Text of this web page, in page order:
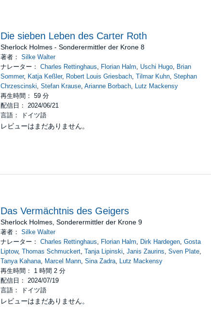
Die sieben Leben des Carter Roth
Sherlock Holmes - Sonderermittler der Krone 8
著者： Silke Walter
ナレーター： Charles Rettinghaus, Florian Halm, Uschi Hugo, Brian
Sommer, Katja Keßler, Robert Louis Griesbach, Tilmar Kuhn, Stephan
Chrzescinski, Stefan Krause, Arianne Borbach, Lutz Mackensy
再生時間： 59 分
配信日： 2024/06/21
言語： ドイツ語
レビューはまだありません。
Das Vermächtnis des Geigers
Sherlock Holmes, Sonderermittler der Krone 9
著者： Silke Walter
ナレーター： Charles Rettinghaus, Florian Halm, Dirk Hardegen, Gosta
Liptow, Thomas Schmuckert, Tanja Lipinski, Janis Zaurins, Sven Plate,
Tanya Kahana, Marcel Mann, Sina Zadra, Lutz Mackensy
再生時間： 1 時間 2 分
配信日： 2024/07/19
言語： ドイツ語
レビューはまだありません。